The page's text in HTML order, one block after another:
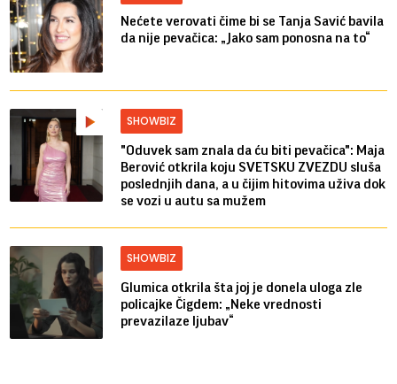
Nećete verovati čime bi se Tanja Savić bavila
da nije pevačica: „Jako sam ponosna na to“
SHOWBIZ
"Oduvek sam znala da ću biti pevačica": Maja
Berović otkrila koju SVETSKU ZVEZDU sluša
poslednjih dana, a u čijim hitovima uživa dok
se vozi u autu sa mužem
SHOWBIZ
Glumica otkrila šta joj je donela uloga zle
policajke Čigdem: „Neke vrednosti
prevazilaze ljubav“